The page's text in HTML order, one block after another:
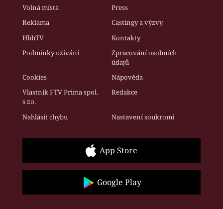
Volná místa
Press
Reklama
Castingy a výzvy
HbbTV
Kontakty
Podmínky užívání
Zpracování osobních
údajů
Cookies
Nápověda
Vlastník FTV Prima spol.
s r.o.
Redakce
Nahlásit chybu Nastavení soukromí
App Store
Google Play